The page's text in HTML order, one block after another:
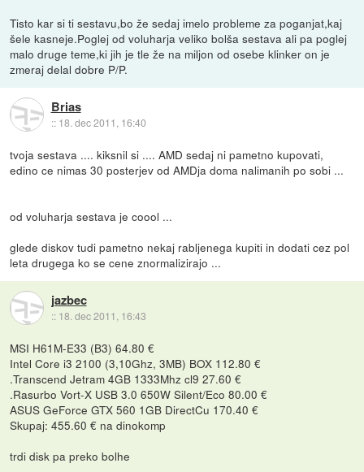
Tisto kar si ti sestavu,bo že sedaj imelo probleme za poganjat,kaj
šele kasneje.Poglej od voluharja veliko bolša sestava ali pa poglej
malo druge teme,ki jih je tle že na miljon od osebe klinker on je
zmeraj delal dobre P/P.
Brias
:: 18. dec 2011, 16:40
tvoja sestava .... kiksnil si .... AMD sedaj ni pametno kupovati,
edino ce nimas 30 posterjev od AMDja doma nalimanih po sobi ...
od voluharja sestava je coool ...
glede diskov tudi pametno nekaj rabljenega kupiti in dodati cez pol
leta drugega ko se cene znormalizirajo ...
jazbec
:: 18. dec 2011, 16:43
MSI H61M-E33 (B3) 64.80 €
Intel Core i3 2100 (3,10Ghz, 3MB) BOX 112.80 €
.Transcend Jetram 4GB 1333Mhz cl9 27.60 €
.Rasurbo Vort-X USB 3.0 650W Silent/Eco 80.00 €
ASUS GeForce GTX 560 1GB DirectCu 170.40 €
Skupaj: 455.60 € na dinokomp
trdi disk pa preko bolhe